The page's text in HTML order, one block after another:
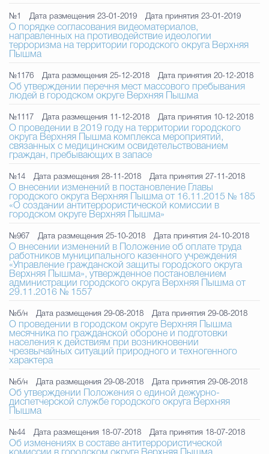
№1 Дата размещения 23-01-2019 Дата принятия 23-01-2019
О порядке согласования видеоматериалов,
направленных на противодействие идеологии
терроризма на территории городского округа Верхняя
Пышма
№1176 Дата размещения 25-12-2018 Дата принятия 20-12-2018
Об утверждении перечня мест массового пребывания
людей в городском округе Верхняя Пышма
№1117 Дата размещения 11-12-2018 Дата принятия 10-12-2018
О проведении в 2019 году на территории городского
округа Верхняя Пышма комплекса мероприятий,
связанных с медицинским освидетельствованием
граждан, пребывающих в запасе
№14 Дата размещения 28-11-2018 Дата принятия 27-11-2018
О внесении изменений в постановление Главы
городского округа Верхняя Пышма от 16.11.2015 № 185
«О создании антитеррористической комиссии в
городском округе Верхняя Пышма»
№967 Дата размещения 25-10-2018 Дата принятия 24-10-2018
О внесении изменений в Положение об оплате труда
работников муниципального казенного учреждения
«Управление гражданской защиты городского округа
Верхняя Пышма», утвержденное постановлением
администрации городского округа Верхняя Пышма от
29.11.2016 № 1557
№б/н Дата размещения 29-08-2018 Дата принятия 29-08-2018
О проведении в городском округе Верхняя Пышма
месячника по гражданской обороне и подготовки
населения к действиям при возникновении
чрезвычайных ситуаций природного и техногенного
характера
№б/н Дата размещения 29-08-2018 Дата принятия 29-08-2018
Об утверждении Положения о единой дежурно-
диспетчерской службе городского округа Верхняя
Пышма
№44 Дата размещения 18-07-2018 Дата принятия 18-07-2018
Об изменениях в составе антитеррористической